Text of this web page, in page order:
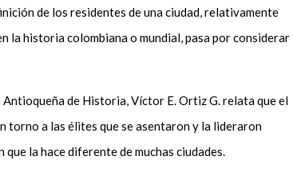
de los residentes de una ciudad,relativamente
la historia colombiana o mundial, pasa por considerar
de Historia, Víctor E. Ortiz G. relata que el
torno a las élites que se asentaron y la lideraron
la hace diferente de muchas ciudades.